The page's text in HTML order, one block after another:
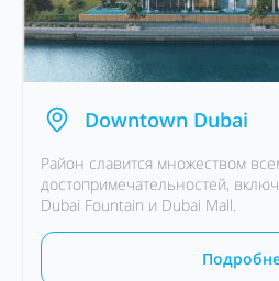
Downtown Dubai
Район славится множеством
достопримечательностей,
Dubai Fountain и Dubai Mall.